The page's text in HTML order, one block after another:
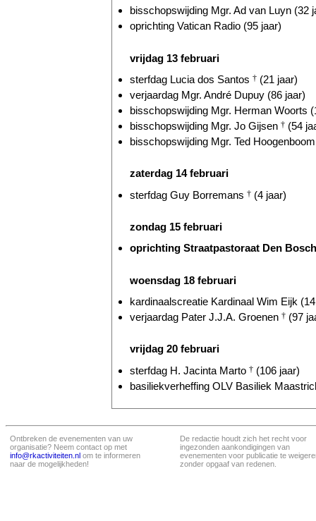
bisschopswijding Mgr. Ad van Luyn (32
oprichting Vatican Radio (95 jaar)
vrijdag 13 februari
sterfdag Lucia dos Santos † (21 jaar)
verjaardag Mgr. André Dupuy (86 jaar)
bisschopswijding Mgr. Herman Woorts
bisschopswijding Mgr. Jo Gijsen † (54
bisschopswijding Mgr. Ted
zaterdag 14 februari
sterfdag Guy Borremans † (4 jaar)
zondag 15 februari
oprichting Straatpastoraat Den
woensdag 18 februari
kardinaalscreatie Kardinaal Wim Eijk
verjaardag Pater J.J.A. Groenen † (97
vrijdag 20 februari
sterfdag H. Jacinta Marto † (106 jaar)
basiliekverheffing OLV Basiliek
Ontbreken de evenementen van uw
organisatie? Neem contact op met
info@rkactiviteiten.nl om te informeren
naar de mogelijkheden!
De redactie houdt zich het recht voor
ingezonden aankondigingen van
evenementen voor publicatie te
zonder opgaaf van redenen.